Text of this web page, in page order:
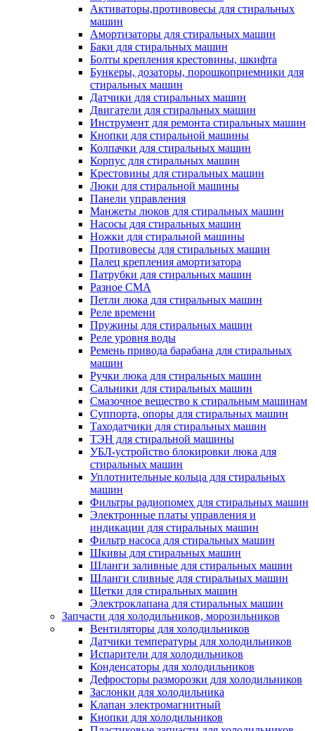
Активаторы,противовесы для стиральных
машин
Амортизаторы для стиральных машин
Баки для стиральных машин
Болты крепления крестовины, шкифта
Бункеры, дозаторы, порошкоприемники для
стиральных машин
Датчики для стиральных машин
Двигатели для стиральных машин
Инструмент для ремонта стиральных машин
Кнопки для стиральной машины
Колпачки для стиральных машин
Корпус для стиральных машин
Крестовины для стиральных машин
Люки для стиральной машины
Панели управления
Манжеты люков для стиральных машин
Насосы для стиральных машин
Ножки для стиральной машины
Противовесы для стиральных машин
Палец крепления амортизатора
Патрубки для стиральных машин
Разное СМА
Петли люка для стиральных машин
Реле времени
Пружины для стиральных машин
Реле уровня воды
Ремень привода барабана для стиральных
машин
Ручки люка для стиральных машин
Сальники для стиральных машин
Смазочное вещество к стиральным машинам
Суппорта, опоры для стиральных машин
Таходатчики для стиральных машин
ТЭН для стиральной машины
УБЛ-устройство блокировки люка для
стиральных машин
Уплотнительные кольца для стиральных
машин
Фильтры радиопомех для стиральных машин
Электронные платы управления и
индикации для стиральных машин
Фильтр насоса для стиральных машин
Шкивы для стиральных машин
Шланги заливные для стиральных машин
Шланги сливные для стиральных машин
Щетки для стиральных машин
Электроклапана для стиральных машин
Запчасти для холодильников, морозильников
Вентиляторы для холодильников
Датчики температуры для холодильников
Испарители для холодильников
Конденсаторы для холодильников
Дефросторы разморозки для холодильников
Заслонки для холодильника
Клапан электромагнитный
Кнопки для холодильников